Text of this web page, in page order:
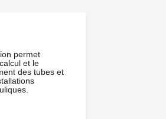
permet
et le
des tubes et